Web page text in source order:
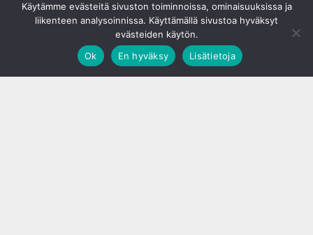
Käytämme evästeitä sivuston toiminnoissa, ominaisuuksissa ja
liikenteen analysoinnissa. Käyttämällä sivustoa hyväksyt
evästeiden käytön.
Ok
En hyväksy Lisätietoja